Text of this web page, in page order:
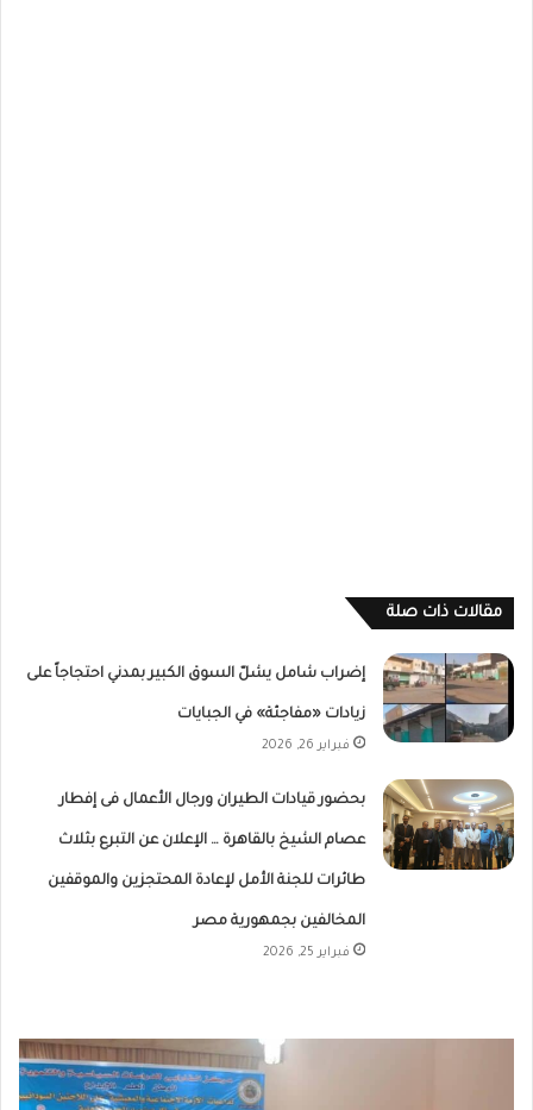
مقالات ذات صلة
إضراب شامل يشلّ السوق الكبير بمدني احتجاجاً على
زيادات «مفاجئة» في الجبايات
فبراير 26, 2026
بحضور قيادات الطيران ورجال الأعمال فى إفطار
عصام الشيخ بالقاهرة … الإعلان عن التبرع بثلاث
طائرات للجنة الأمل لإعادة المحتجزين والموقفين
المخالفين بجمهورية مصر
فبراير 25, 2026